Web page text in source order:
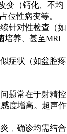
变（钙化、不均
位性病变等。
针对性检查（如
培养、甚至MRI
症状（如盆腔疼
题常在于射精控
度增高。超声作
，确诊均需结合